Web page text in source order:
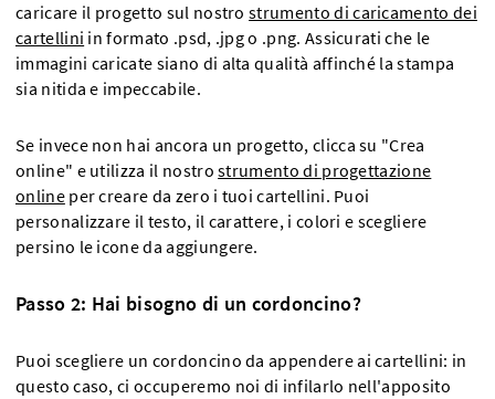
caricare il progetto sul nostrostrumento di caricamento dei
cartellini in formato .psd, .jpg o .png. Assicurati che le
immagini caricate siano di alta qualità affinché la stampa
sia nitida e impeccabile.
Se invece non hai ancora un progetto, clicca su "Crea
online" e utilizza il nostrostrumento di progettazione
onlineper creare da zero i tuoi cartellini. Puoi
personalizzare il testo, il carattere, i colori e scegliere
persino le icone da aggiungere.
Passo 2: Hai bisogno di un cordoncino?
Puoi scegliere un cordoncino da appendere ai cartellini: in
questo caso, ci occuperemo noi di infilarlo nell'apposito